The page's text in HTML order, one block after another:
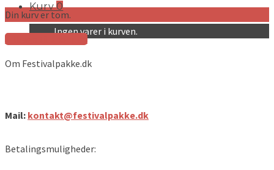
Kurv 0
Ingen varer i kurven.
Din kurv er tom.
Tilbage til shoppen
Om Festivalpakke.dk
Mail: kontakt@festivalpakke.dk
Betalingsmuligheder: